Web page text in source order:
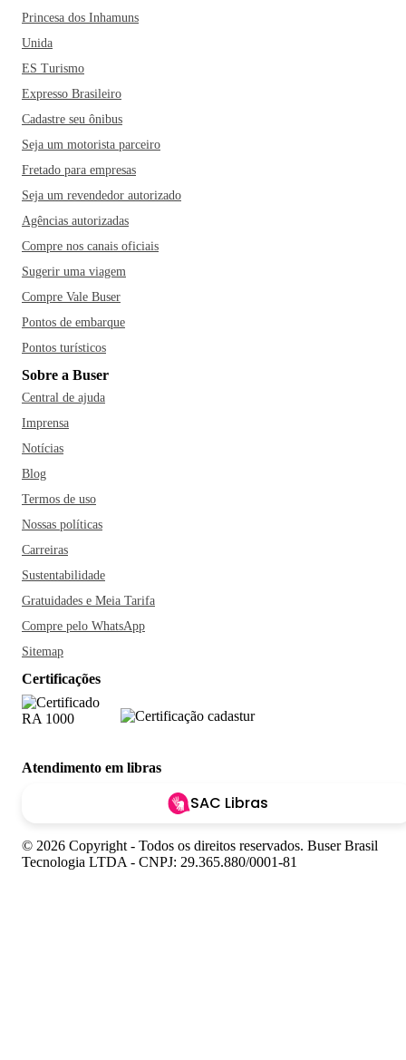
Princesa dos Inhamuns
Unida
ES Turismo
Expresso Brasileiro
Cadastre seu ônibus
Seja um motorista parceiro
Fretado para empresas
Seja um revendedor autorizado
Agências autorizadas
Compre nos canais oficiais
Sugerir uma viagem
Compre Vale Buser
Pontos de embarque
Pontos turísticos
Sobre a Buser
Central de ajuda
Imprensa
Notícias
Blog
Termos de uso
Nossas políticas
Carreiras
Sustentabilidade
Gratuidades e Meia Tarifa
Compre pelo WhatsApp
Sitemap
Certificações
Atendimento em libras
SAC Libras
© 2026 Copyright - Todos os direitos reservados. Buser Brasil
Tecnologia LTDA - CNPJ: 29.365.880/0001-81